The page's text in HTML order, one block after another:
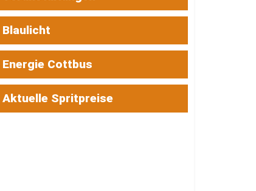
Blaulicht
Energie Cottbus
Aktuelle Spritpreise